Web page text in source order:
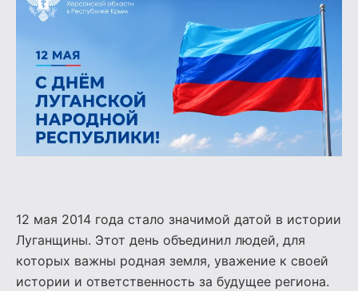
12 мая 2014 года стало значимой датой в истории
Луганщины. Этот день объединил людей, для
которых важны родная земля, уважение к своей
истории и ответственность за будущее региона.